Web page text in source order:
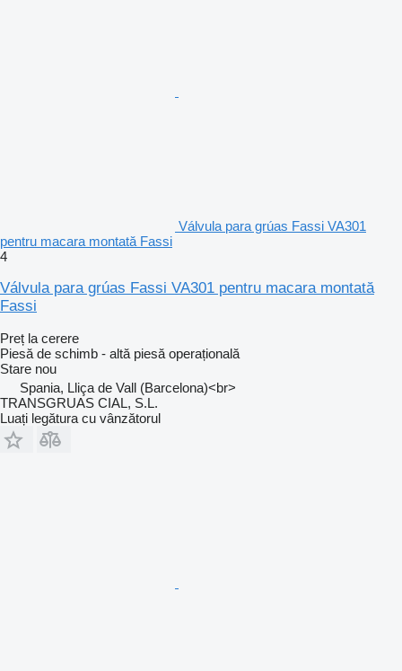
Válvula para grúas Fassi VA301
pentru macara montată Fassi
4
Válvula para grúas Fassi VA301 pentru macara montată
Fassi
Preț la cerere
Piesă de schimb - altă piesă operațională
Stare nou
Spania, Lliça de Vall (Barcelona)<br>
TRANSGRUAS CIAL, S.L.
Luați legătura cu vânzătorul